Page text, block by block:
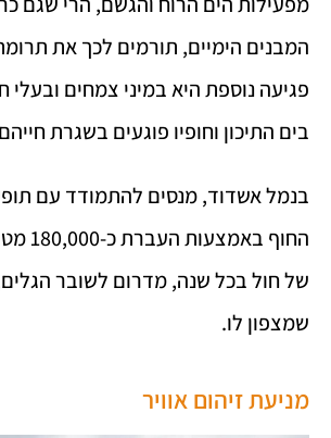
המבנים הימיים, תורמים לכך את
פגיעה נוספת היא במיני צמחים ובעלי
בים התיכון וחופיו פוגעים בשגרת
בנמל אשדוד, מנסים להתמודד עם
החוף
של חול בכל שנה, מדרום לשובר
שמצפון לו.
מניעת זיהום אוויר